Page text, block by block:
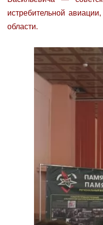
истребительной
области.